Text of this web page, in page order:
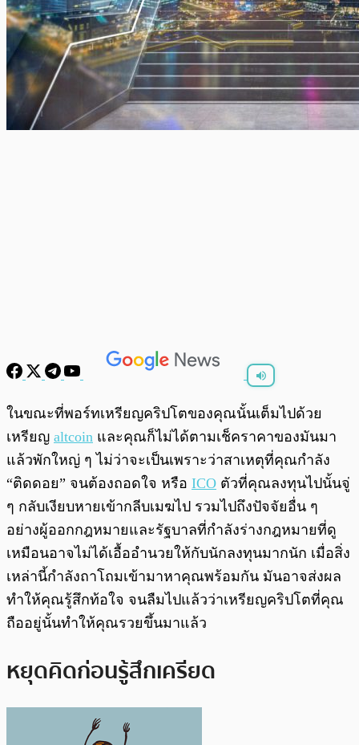
พร้อมเล่น 0:00 /0:00
ในขณะที่พอร์ทเหรียญคริปโตของคุณนั้นเต็มไปด้วย
เหรียญ​ altcoin และคุณก็ไม่ได้ตามเช็คราคาของมันมา
แล้วพักใหญ่ ๆ ไม่ว่าจะเป็นเพราะว่าสาเหตุที่คุณกำลัง
“ติดดอย” จนต้องถอดใจ หรือ ICO ตัวที่คุณลงทุนไปนั้นจู่
ๆ กลับเงียบหายเข้ากลีบเมฆไป รวมไปถึงปัจจัยอื่น ๆ
อย่างผู้ออกกฎหมายและรัฐบาลที่กำลังร่างกฎหมายที่ดู
เหมือนอาจไม่ได้เอื้ออำนวยให้กับนักลงทุนมากนัก เมื่อสิ่ง
เหล่านี้กำลังถาโถมเข้ามาหาคุณพร้อมกัน มันอาจส่งผล
ทำให้คุณรู้สึกท้อใจ จนลืมไปแล้วว่าเหรียญคริปโตที่คุณ
ถืออยู่นั้นทำให้คุณรวยขึ้นมาแล้ว
หยุดคิดก่อนรู้สึกเครียด